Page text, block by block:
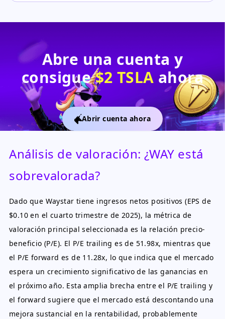
Abre una cuenta y
consigue$2 TSLA ahora
Abrir cuenta ahora
Análisis de valoración: ¿WAY está
sobrevalorada?
Dado que Waystar tiene ingresos netos positivos (EPS de
$0.10 en el cuarto trimestre de 2025), la métrica de
valoración principal seleccionada es la relación precio-
beneficio (P/E). El P/E trailing es de 51.98x, mientras que
el P/E forward es de 11.28x, lo que indica que el mercado
espera un crecimiento significativo de las ganancias en
el próximo año. Esta amplia brecha entre el P/E trailing y
el forward sugiere que el mercado está descontando una
mejora sustancial en la rentabilidad, probablemente